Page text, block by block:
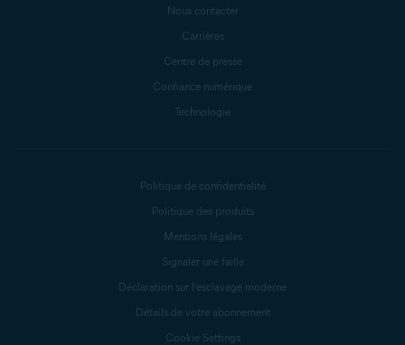
Nous contacter
Carrières
Centre de presse
Confiance numérique
Technologie
Politique de confidentialité
Politique des produits
Mentions légales
Signaler une faille
Déclaration sur l’esclavage moderne
Détails de votre abonnement
Cookie Settings